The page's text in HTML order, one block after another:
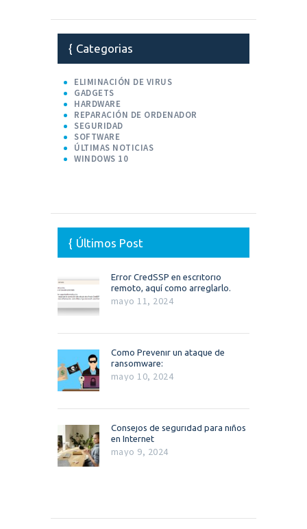
Categorias
ELIMINACIÓN DE VIRUS
GADGETS
HARDWARE
REPARACIÓN DE ORDENADOR
SEGURIDAD
SOFTWARE
ÚLTIMAS NOTICIAS
WINDOWS 10
Últimos Post
Error CredSSP en escritorio
remoto, aquí como arreglarlo.
mayo 11, 2024
Como Prevenir un ataque de
ransomware:
mayo 10, 2024
Consejos de seguridad para niños
en Internet
mayo 9, 2024